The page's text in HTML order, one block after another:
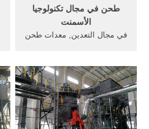
طحن في مجال تكنولوجيا
الأسمنت
في مجال التعدين, معدات طحن
والضغط .